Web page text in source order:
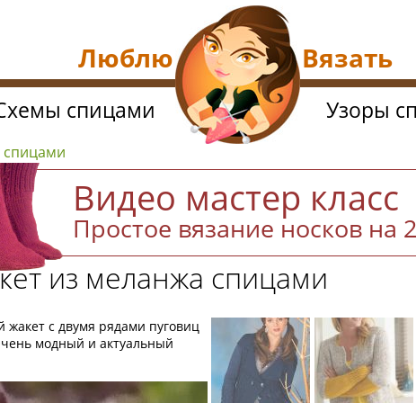
Видео мастер класс
Простое вязание носков на
из меланжа спицами
с двумя рядами пуговиц
модный и актуальный
спицами Узоры
спицами
Люблю Вязать